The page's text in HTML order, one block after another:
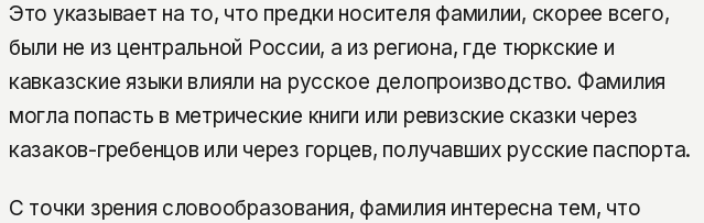
Это указывает на то, что предки носителя фамилии, скорее всего,
были не из центральной России, а из региона, где тюркские и
кавказские языки влияли на русское делопроизводство. Фамилия
могла попасть в метрические книги или ревизские сказки через
казаков-гребенцов или через горцев, получавших русские паспорта.
С точки зрения словообразования, фамилия интересна тем, что